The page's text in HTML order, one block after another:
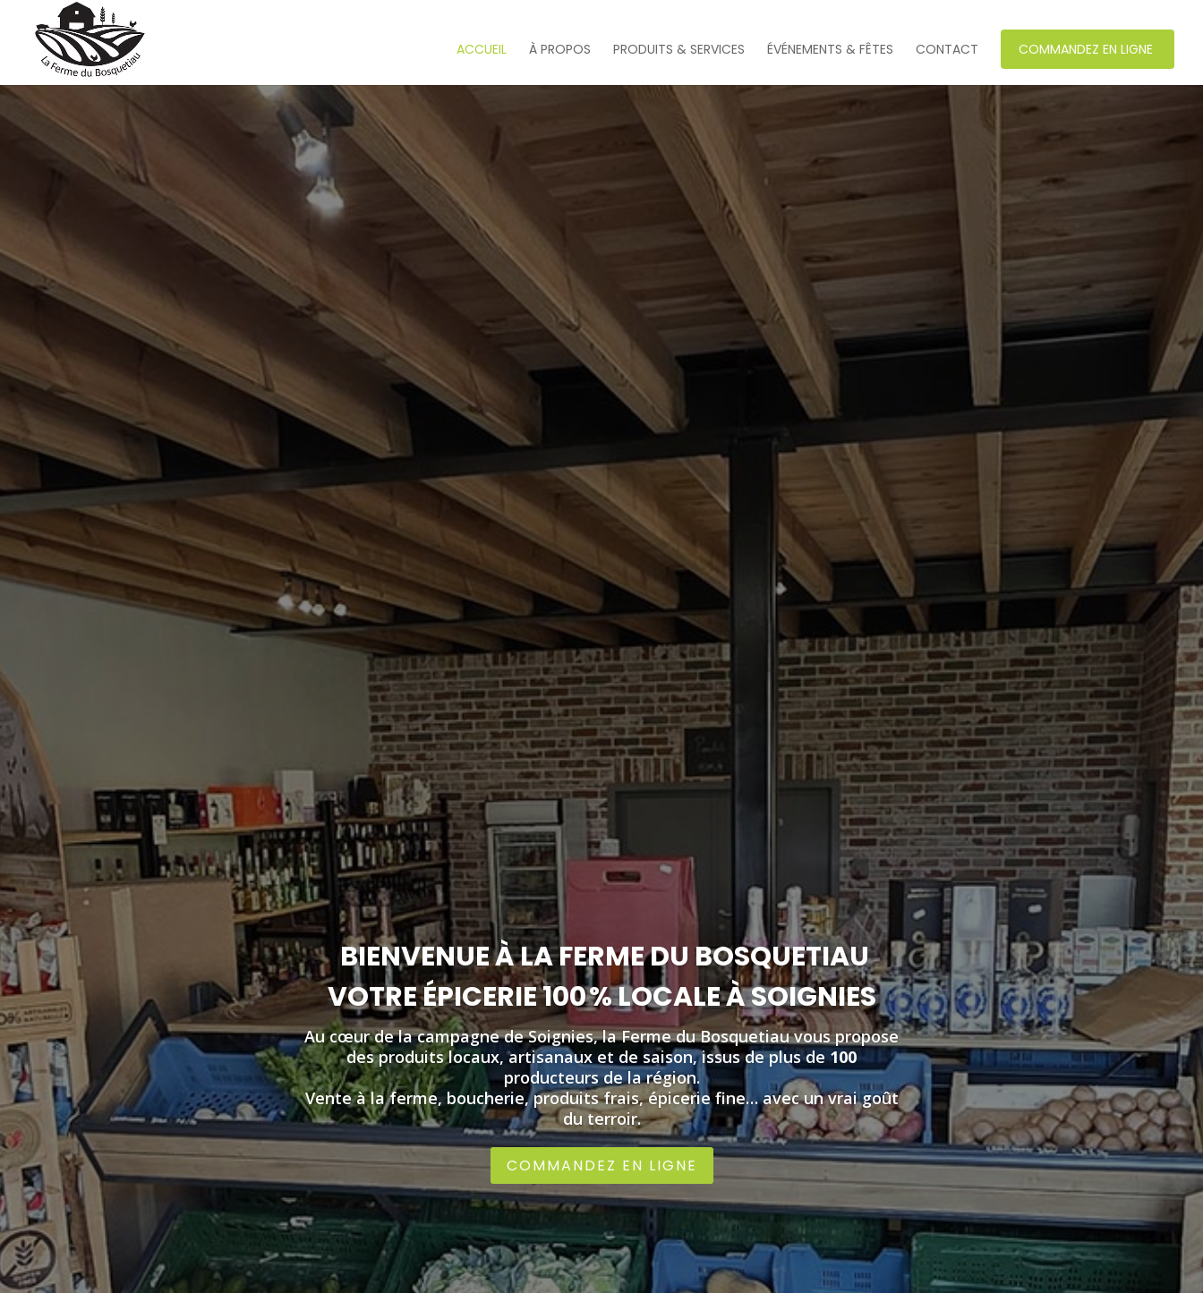
ACCUEIL À PROPOS PRODUITS & SERVICES ÉVÉNEMENTS & FÊTES CONTACT COMMANDEZ EN LIGNE
BIENVENUE À LA FERME DU BOSQUETIAU
VOTRE ÉPICERIE 100 % LOCALE À SOIGNIES
Au cœur de la campagne de Soignies, la Ferme du Bosquetiau vous propose
des produits locaux, artisanaux et de saison, issus de plus de100
producteurs de la région.
Vente à la ferme, boucherie, produits frais, épicerie fine… avec un vrai goût
du terroir.
COMMANDEZ EN LIGNE